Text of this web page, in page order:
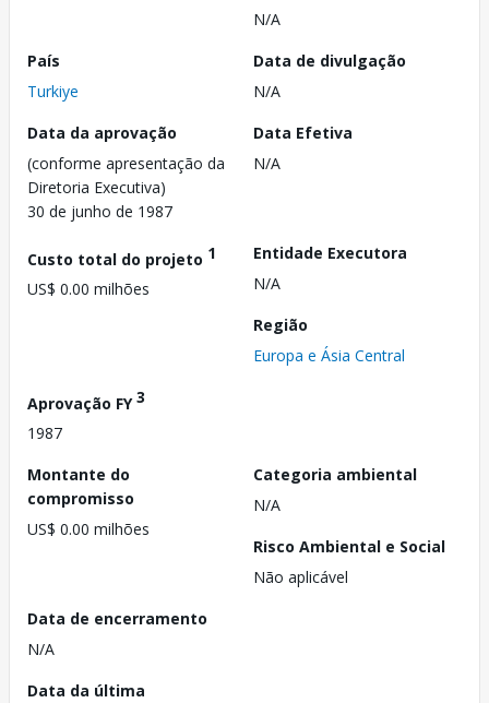
N/A
País
Turkiye
Data de divulgação
N/A
Data da aprovação
(conforme apresentação da
Diretoria Executiva)
30 de junho de 1987
Data Efetiva
N/A
Custo total do projeto 1
US$ 0.00 milhões
Entidade Executora
N/A
Região
Europa e Ásia Central
Aprovação FY3
1987
Montante do
compromisso
US$ 0.00 milhões
Categoria ambiental
N/A
Risco Ambiental e Social
Não aplicável
Data de encerramento
N/A
Data da última